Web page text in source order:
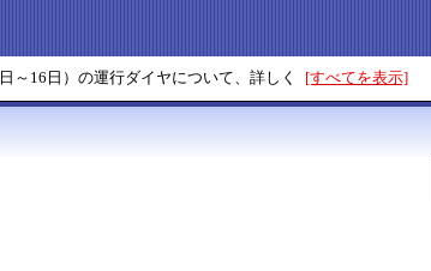
～16日）の運行ダイヤについて、詳しく [すべてを表示]